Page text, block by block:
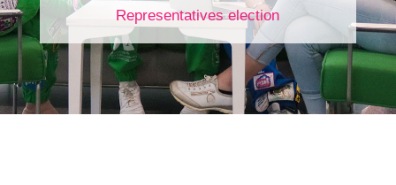
Representatives election